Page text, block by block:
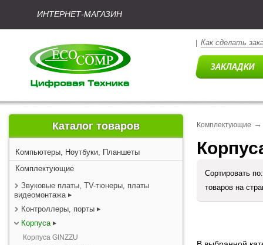
ИНТЕРНЕТ-МАГАЗИН
Как сделать
Каталог товаров
Компьютеры, Ноутбуки, Планшеты
Комплектующие
Звуковые платы, TV-тюнеры, платы
видеомонтажа
Контроллеры, порты
Корпуса
Корпуса GINZZU
Комплектующие →
Сортировать
товаров на